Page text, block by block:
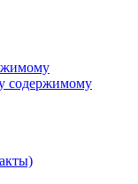
содержимому